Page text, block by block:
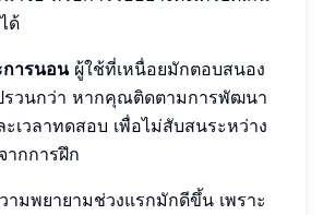
ด้
การนอนผู้ใช้ที่เหนื่อยมักตอบสนอง
รวนกว่า หากคุณติดตามการพัฒนา
เวลาทดสอบ เพื่อไม่สับสนระหว่าง
กการฝึก
ามพยายามช่วงแรกมักดีขึ้น เพราะ